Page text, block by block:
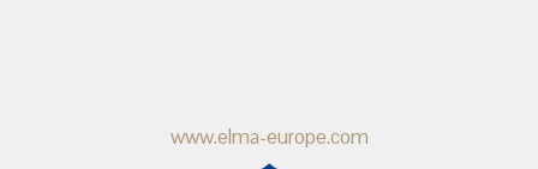
www.elma-europe.com